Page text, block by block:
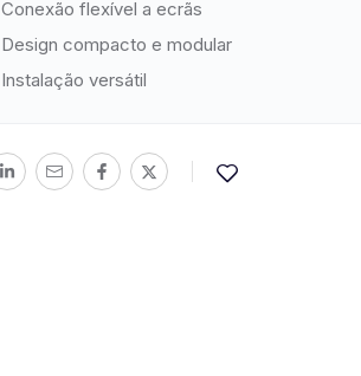
Conexão flexível a ecrãs
Design compacto e modular
Instalação versátil